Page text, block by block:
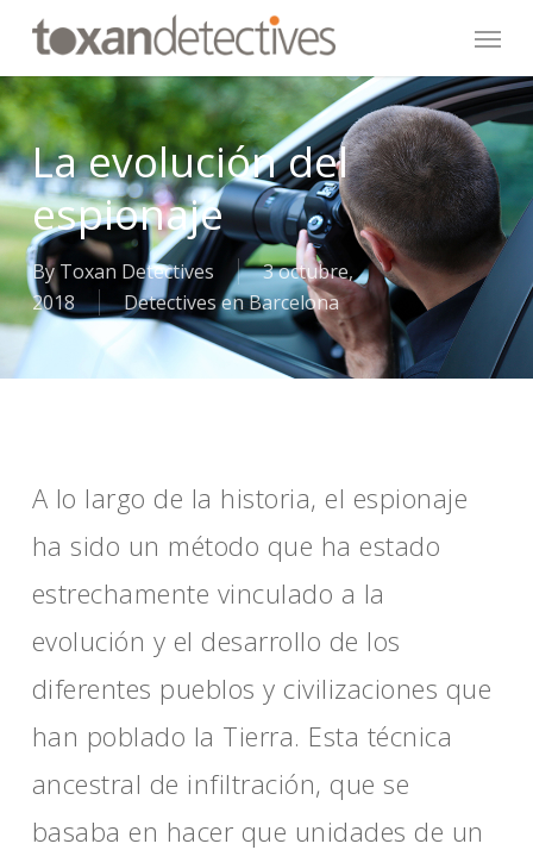
main
content
Menu
La evolución del
espionaje
By Toxan Detectives
3 octubre,
2018
Detectives en Barcelona
A lo largo de la historia, el espionaje
ha sido un método que ha estado
estrechamente vinculado a la
evolución y el desarrollo de los
diferentes pueblos y civilizaciones que
han poblado la Tierra. Esta técnica
ancestral de infiltración, que se
basaba en hacer que unidades de un